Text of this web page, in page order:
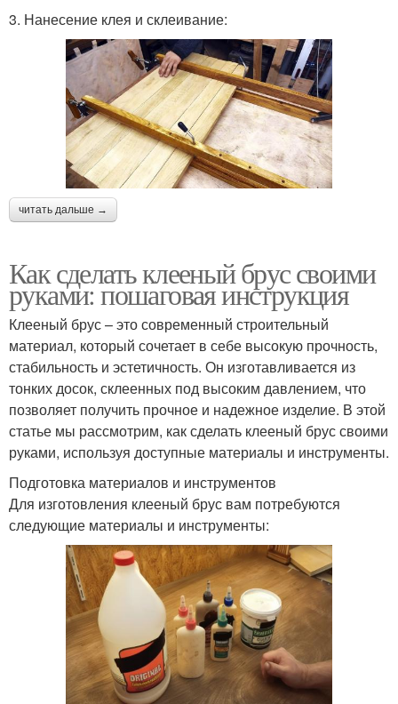
3. Нанесение клея и склеивание:
читать дальше →
Как сделать клееный брус своими
руками: пошаговая инструкция
Клееный брус – это современный строительный
материал, который сочетает в себе высокую прочность,
стабильность и эстетичность. Он изготавливается из
тонких досок, склеенных под высоким давлением, что
позволяет получить прочное и надежное изделие. В этой
статье мы рассмотрим, как сделать клееный брус своими
руками, используя доступные материалы и инструменты.
Подготовка материалов и инструментов
Для изготовления клееный брус вам потребуются
следующие материалы и инструменты: